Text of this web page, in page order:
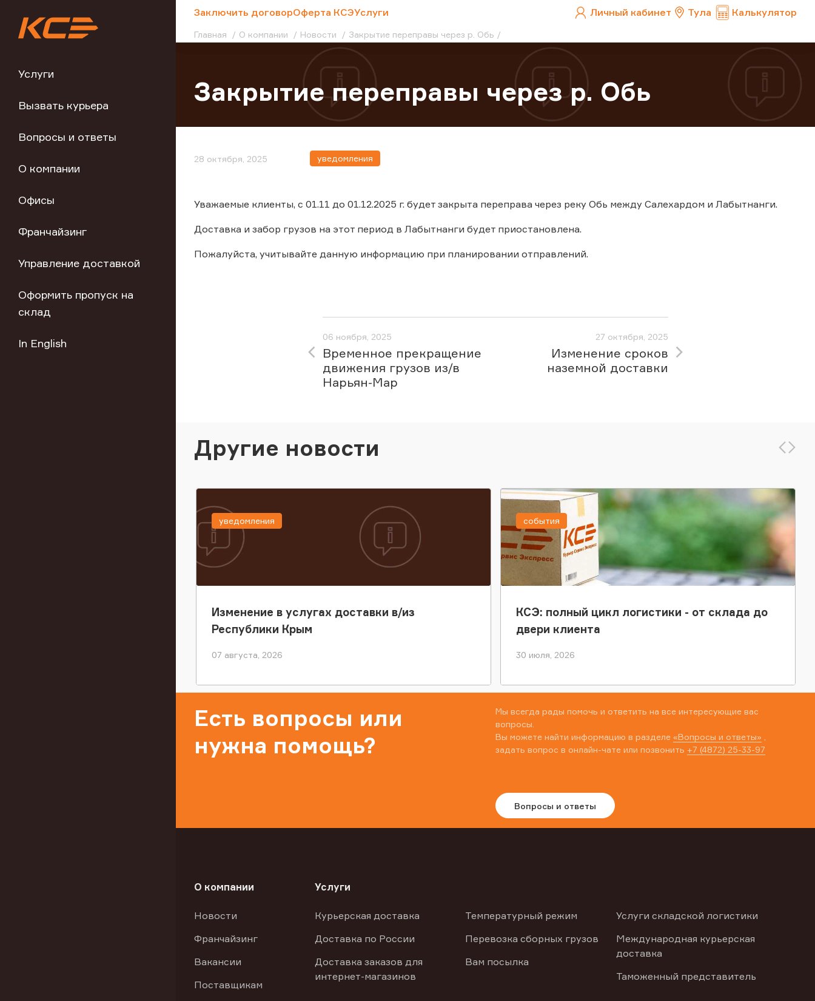
Услуги
Вызвать курьера
Вопросы и ответы
О компании
Офисы
Франчайзинг
Управление доставкой
Оформить пропуск на
склад
In English
Заключить договорОферта КСЭУслуги Личный кабинет Тула Калькулятор
Главная О компании Новости Закрытие переправы через р. Обь
Закрытие переправы через р. Обь
28 октября, 2025 уведомления
Уважаемые клиенты, с 01.11 до 01.12.2025 г. будет закрыта переправа через реку Обь между Салехардом и Лабытнанги.
Доставка и забор грузов на этот период в Лабытнанги будет приостановлена.
Пожалуйста, учитывайте данную информацию при планировании отправлений.
06 ноября, 2025
Временное прекращение
движения грузов из/в
Нарьян-Мар
27 октября, 2025
Изменение сроков
наземной доставки
Другие новости
Изменение в услугах доставки в/из
Республики Крым
07 августа, 2026
уведомления
КСЭ: полный цикл логистики - от склада до
двери клиента
30 июля, 2026
события
Есть вопросы или
нужна помощь?
Мы всегда рады помочь и ответить на все интересующие вас
вопросы.
Вы можете найти информацию в разделе «Вопросы и ответы»
задать вопрос в онлайн-чате или позвонить +7 (4872) 25-33-97
Вопросы и ответы
О компании
Новости
Франчайзинг
Вакансии
Поставщикам
Услуги
Курьерская доставка
Доставка по России
Доставка заказов для
интернет-магазинов
Температурный режим
Перевозка сборных грузов
Вам посылка
Услуги складской логистики
Международная курьерская
доставка
Таможенный представитель